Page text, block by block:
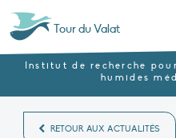
Tour du Valat
Institut de recherche
humides
RETOUR AUX ACTUALITÉS